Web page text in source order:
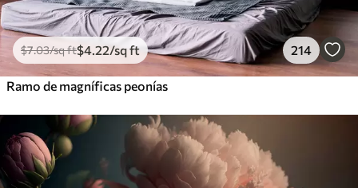
$7.03/sq ft$4 .22/sq ft 214
Ramo de magníficas peonías